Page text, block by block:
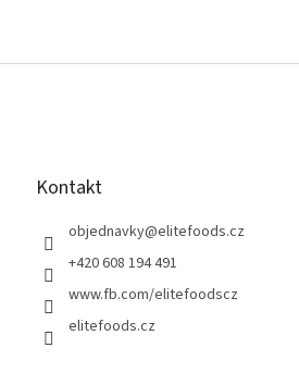
Kontakt
objednavky@elitefoods.cz
+420 608 194 491
www.fb.com/elitefoodscz
elitefoods.cz